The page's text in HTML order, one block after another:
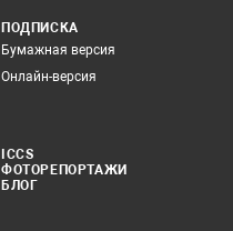
ПОДПИСКА
Бумажная версия
Онлайн-версия
ICCS
ФОТОРЕПОРТАЖИ
БЛОГ